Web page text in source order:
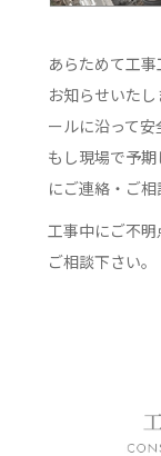
あらためて工事
お知らせいた
ールに沿って安
もし現場で予
にご連絡・ご相
工事中にご不
ご相談下さい。